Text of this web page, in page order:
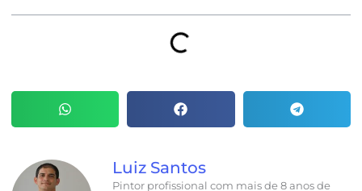
Luiz Santos
Pintor profissional com mais de 8 anos de